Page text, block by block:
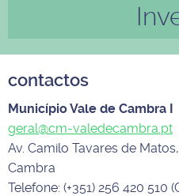
contactos
Município Vale de Cambra I
geral@cm-valedecambra.pt
Av. Camilo Tavares de
Cambra
Telefone: (+351) 256 420 510